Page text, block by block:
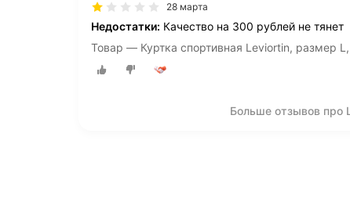
28 марта
Недостатки: Качество на 300 рублей не тянет
Товар — Куртка спортивная Leviortin, размер
Больше отзывов про